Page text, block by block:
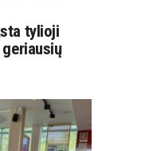
tylioji